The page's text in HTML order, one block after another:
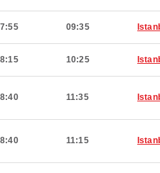
09:35
10:25
11:35
11:15